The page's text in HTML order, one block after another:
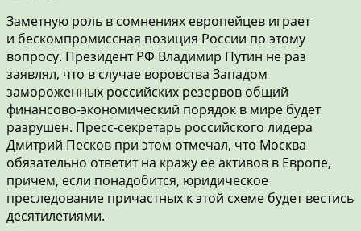
Заметную роль в сомнениях европейцев играет
и бескомпромиссная позиция России по этому
вопросу. Президент РФ Владимир Путин не раз
заявлял, что в случае воровства Западом
замороженных российских резервов общий
финансово-экономический порядок в мире будет
разрушен. Пресс-секретарь российского лидера
Дмитрий Песков при этом отмечал, что Москва
обязательно ответит на кражу ее активов в Европе,
причем, если понадобится, юридическое
преследование причастных к этой схеме будет вестись
десятилетиями.